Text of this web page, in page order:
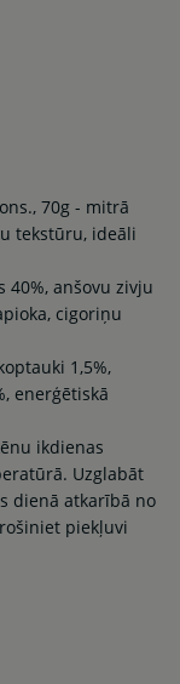
70g - mitrā
tekstūru, ideāli
40%, anšovu zivju
cigoriņu
1,5%,
enerģētiskā
ikdienas
Uzglabāt
dienā atkarībā no
piekļuvi